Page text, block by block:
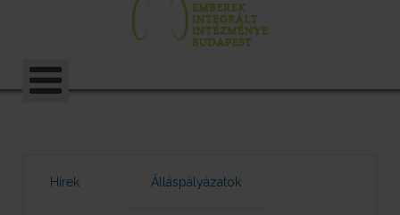
Hírek Álláspályázatok